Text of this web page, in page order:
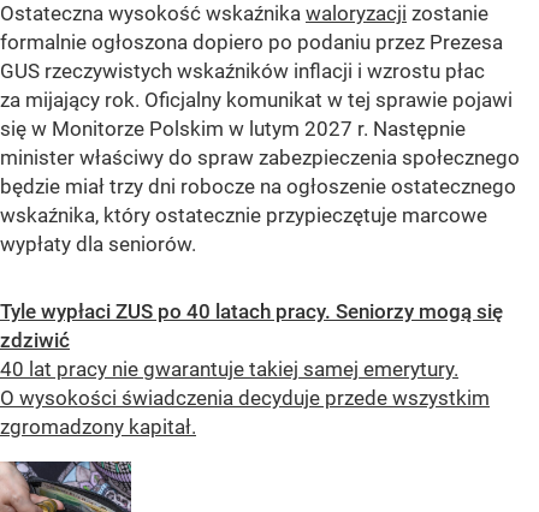
Ostateczna wysokość wskaźnika waloryzacji zostanie
formalnie ogłoszona dopiero po podaniu przez Prezesa
GUS rzeczywistych wskaźników inflacji i wzrostu płac
za mijający rok. Oficjalny komunikat w tej sprawie pojawi
się w Monitorze Polskim w lutym 2027 r. Następnie
minister właściwy do spraw zabezpieczenia społecznego
będzie miał trzy dni robocze na ogłoszenie ostatecznego
wskaźnika, który ostatecznie przypieczętuje marcowe
wypłaty dla seniorów.
Tyle wypłaci ZUS po 40 latach pracy. Seniorzy mogą się
zdziwić
40 lat pracy nie gwarantuje takiej samej emerytury.
O wysokości świadczenia decyduje przede wszystkim
zgromadzony kapitał.